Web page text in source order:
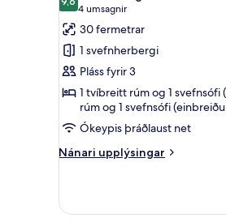
myndir
fyrir
Superior-
herbergi
9,6 af 10
4 umsagnir
(4
umsagnir)
30 fermetrar
1 svefnherbergi
Pláss fyrir 3
1 tvíbreitt rúm og 1
rúm og 1 svefnsófi
Ókeypis þráðlaust net
Nánari upplýsingar
Nánari
herbergi